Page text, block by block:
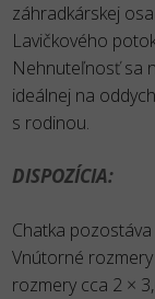
záhradkárskej
Lavičkového
Nehnuteľnosť sa
ideálnej na
s rodinou.
DISPOZÍCIA:
Chatka
Vnútorné
rozmery cca 2 ×